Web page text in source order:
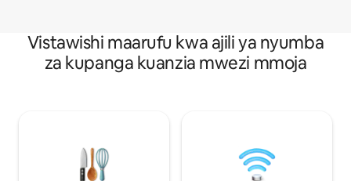
Vistawishi maarufu kwa ajili ya nyumba
za kupanga kuanzia mwezi mmoja